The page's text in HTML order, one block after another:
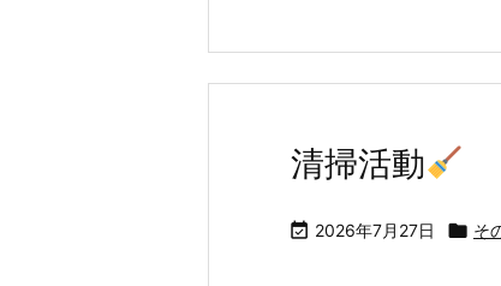
清掃活動
 2026年7月27日  そ